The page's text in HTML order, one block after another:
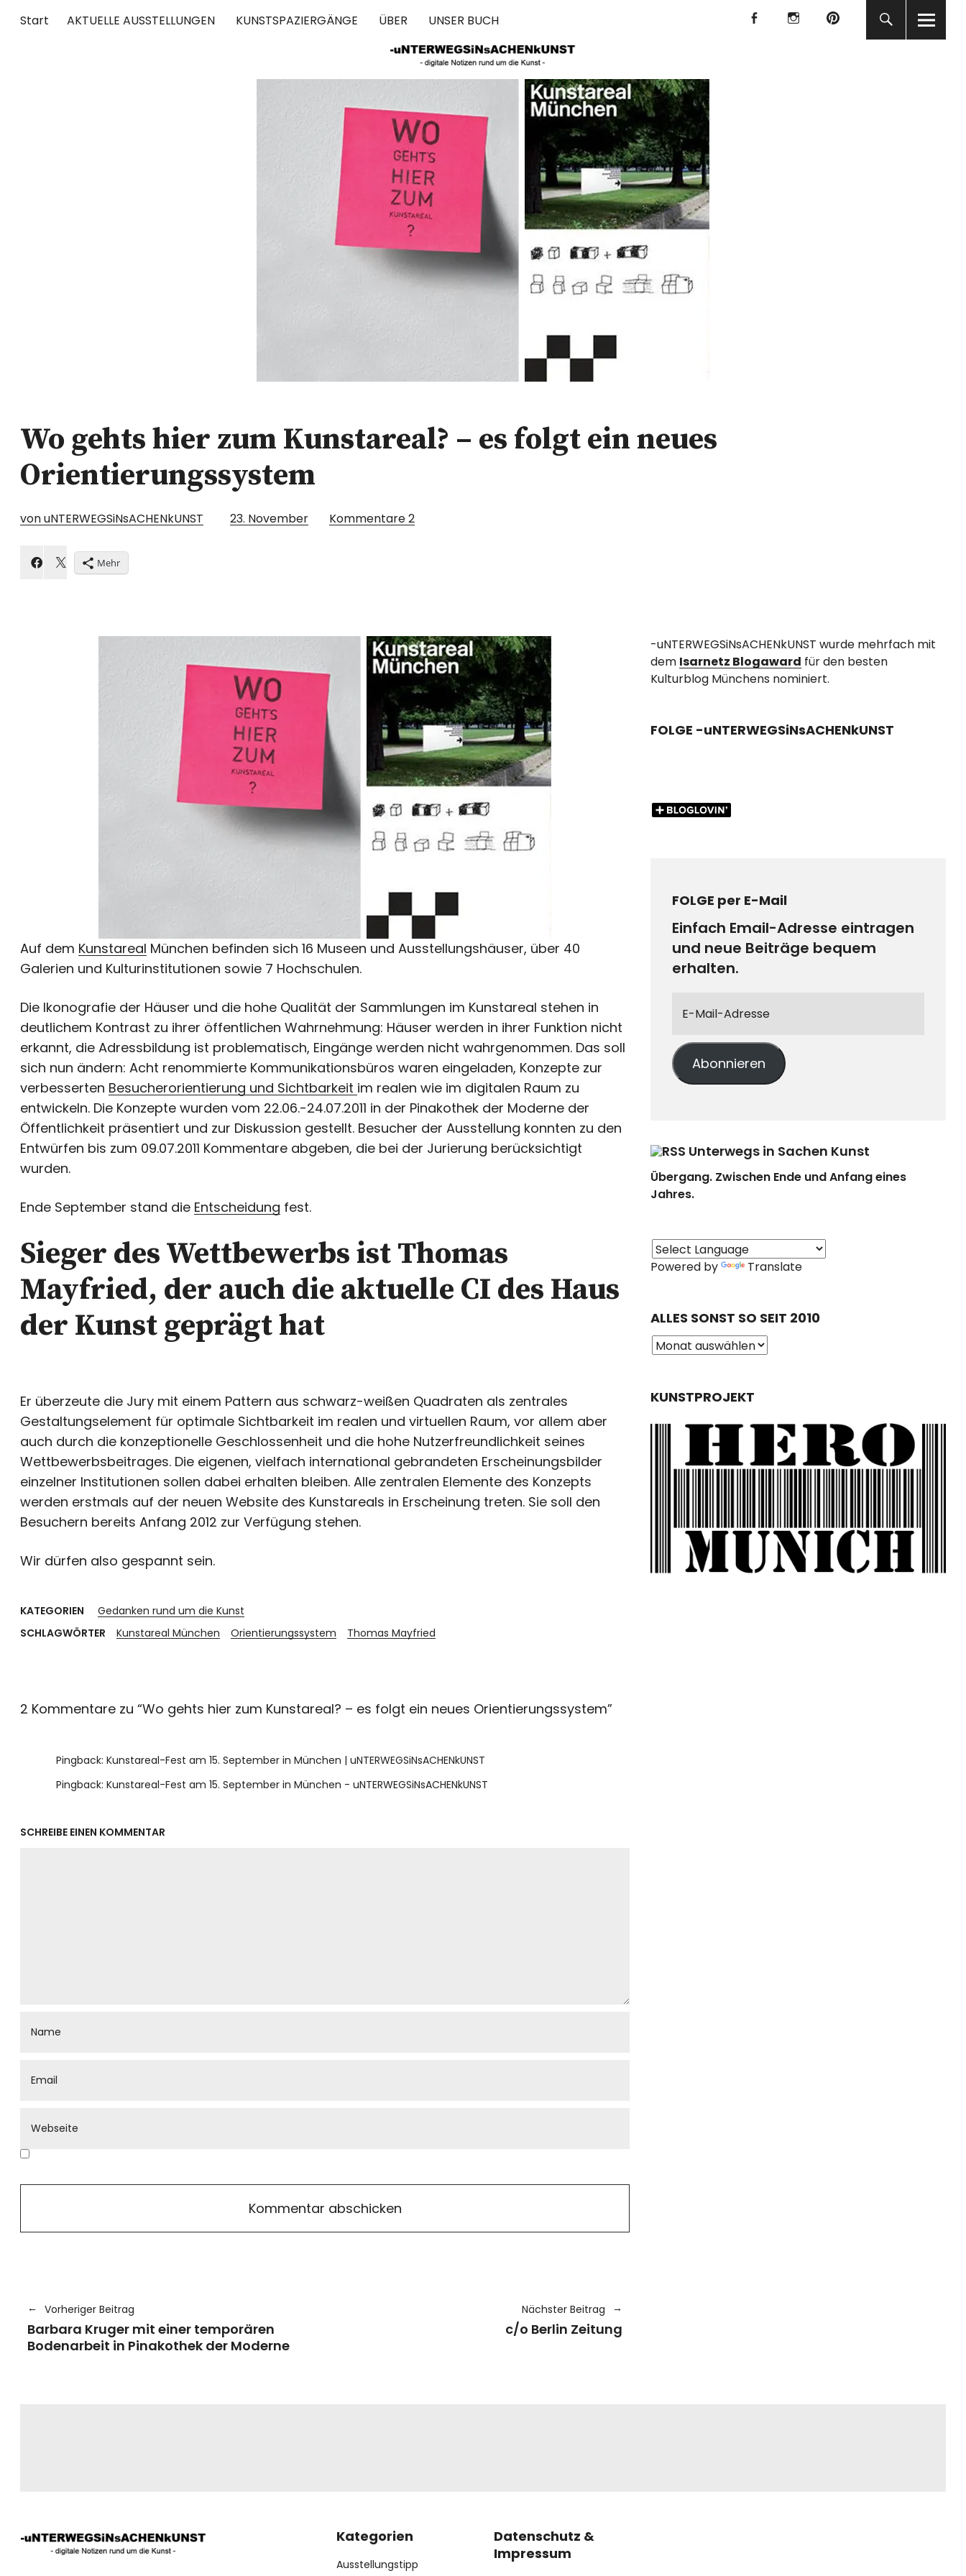
Start AKTUELLE AUSSTELLUNGEN KUNSTSPAZIERGÄNGE ÜBER UNSER BUCH
UNTERWEGS IN SACHEN KUNST
f I P
Wo gehts hier zum Kunstareal? – es folgt ein neues
Orientierungssystem
von uNTERWEGSiNsACHENkUNST 23. November Kommentare2
Mehr
Auf dem Kunstareal München befinden sich 16 Museen und Ausstellungshäuser, über 40
Galerien und Kulturinstitutionen sowie 7 Hochschulen.
Die Ikonografie der Häuser und die hohe Qualität der Sammlungen im Kunstareal stehen in
deutlichem Kontrast zu ihrer öffentlichen Wahrnehmung: Häuser werden in ihrer Funktion nicht
erkannt, die Adressbildung ist problematisch, Eingänge werden nicht wahrgenommen. Das soll
sich nun ändern: Acht renommierte Kommunikationsbüros waren eingeladen, Konzepte zur
verbesserten Besucherorientierung und Sichtbarkeit im realen wie im digitalen Raum zu
entwickeln. Die Konzepte wurden vom 22.06.-24.07.2011 in der Pinakothek der Moderne der
Öffentlichkeit präsentiert und zur Diskussion gestellt. Besucher der Ausstellung konnten zu den
Entwürfen bis zum 09.07.2011 Kommentare abgeben, die bei der Jurierung berücksichtigt
wurden.
Ende September stand die Entscheidung fest.
Sieger des Wettbewerbs ist Thomas
Mayfried, der auch die aktuelle CI des Haus
der Kunst geprägt hat
Er überzeute die Jury mit einem Pattern aus schwarz-weißen Quadraten als zentrales
Gestaltungselement für optimale Sichtbarkeit im realen und virtuellen Raum, vor allem aber
auch durch die konzeptionelle Geschlossenheit und die hohe Nutzerfreundlichkeit seines
Wettbewerbsbeitrages. Die eigenen, vielfach international gebrandeten Erscheinungsbilder
einzelner Institutionen sollen dabei erhalten bleiben. Alle zentralen Elemente des Konzepts
werden erstmals auf der neuen Website des Kunstareals in Erscheinung treten. Sie soll den
Besuchern bereits Anfang 2012 zur Verfügung stehen.
Wir dürfen also gespannt sein.
KATEGORIEN
Gedanken rund um die Kunst
SCHLAGWÖRTER
Kunstareal München Orientierungssystem Thomas Mayfried
2 Kommentare zu “Wo gehts hier zum Kunstareal? – es folgt ein neues Orientierungssystem”
Pingback: Kunstareal-Fest am 15. September in München | uNTERWEGSiNsACHENkUNST
Pingback: Kunstareal-Fest am 15. September in München - uNTERWEGSiNsACHENkUNST
SCHREIBE EINEN KOMMENTAR
Vorheriger Beitrag
Barbara Kruger mit einer temporären
Bodenarbeit in Pinakothek der Moderne
Nächster Beitrag
c/o Berlin Zeitung
-uNTERWEGSiNsACHENkUNST wurde mehrfach mit
dem Isarnetz Blogaward für den besten
Kulturblog Münchens nominiert.
FOLGE -uNTERWEGSiNsACHENkUNST
FOLGE per E-Mail
Einfach Email-Adresse eintragen
und neue Beiträge bequem
erhalten.
Abonnieren
Unterwegs in Sachen Kunst
Übergang. Zwischen Ende und Anfang eines
Jahres.
Powered by Translate
ALLES SONST SO SEIT 2010
KUNSTPROJEKT
Kategorien
Ausstellungstipp
Datenschutz &
Impressum